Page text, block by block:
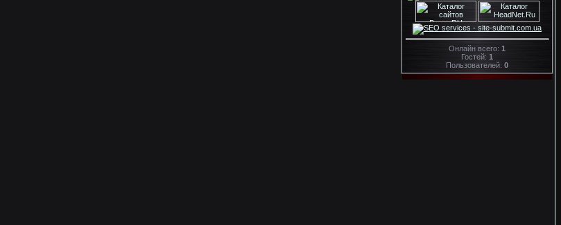
Онлайн всего: 1
Гостей: 1
Пользователей: 0